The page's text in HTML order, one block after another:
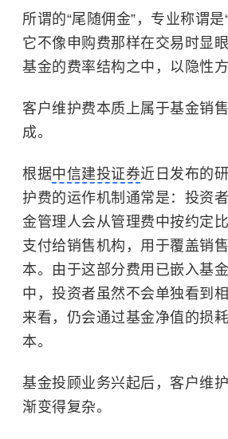
所谓的“尾随佣金”，专业称谓是
它不像申购费那样在交易时显
基金的费率结构之中，以隐性方
客户维护费本质上属于基金销
成。
根据中信建投证券近日发布的
护费的运作机制通常是：投资
金管理人会从管理费中按约定
支付给销售机构，用于覆盖销
本。由于这部分费用已嵌入基
中，投资者虽然不会单独看到
来看，仍会通过基金净值的损
本。
基金投顾业务兴起后，客户维
渐变得复杂。